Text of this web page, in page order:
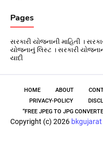
Pages
સરકારી યોજનાની માહિતી ।
યોજનાનું લિસ્ટ । સરકારી
યાદી
HOME ABOUT
PRIVACY-POLICY
“FREE JPEG TO JPG
Copyright (c) 2026 bkgujarat